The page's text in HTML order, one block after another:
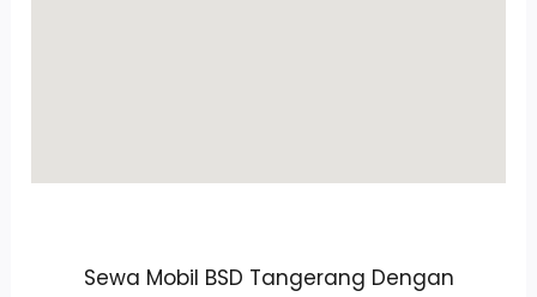
Sewa Mobil BSD Tangerang Dengan